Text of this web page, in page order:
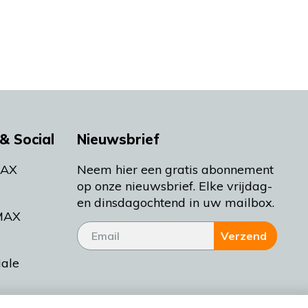
Social Nieuwsbrief
Neem hier een gratis abonnement
op onze nieuwsbrief. Elke vrijdag-
en dinsdagochtend in uw mailbox.
Verzend